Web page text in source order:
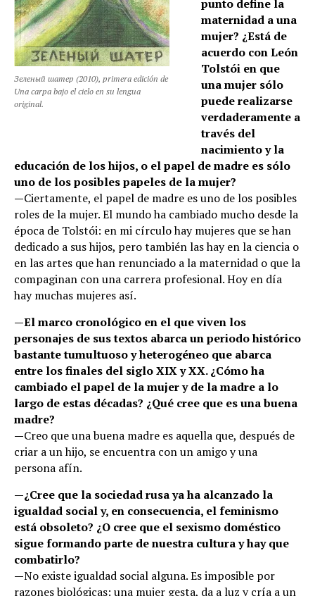
Зеленый шатер (2010), primera edición de
Una carpa bajo el cielo en su lengua
original.
punto define la
maternidad a una
mujer? ¿Está de
acuerdo con León
Tolstói en que
una mujer sólo
puede realizarse
verdaderamente a
través del
nacimiento y la
educación de los hijos, o el papel de madre es sólo
uno de los posibles papeles de la mujer?
—Ciertamente, el papel de madre es uno de los posibles
roles de la mujer. El mundo ha cambiado mucho desde la
época de Tolstói: en mi círculo hay mujeres que se han
dedicado a sus hijos, pero también las hay en la ciencia o
en las artes que han renunciado a la maternidad o que la
compaginan con una carrera profesional. Hoy en día
hay muchas mujeres así.
—El marco cronológico en el que viven los
personajes de sus textos abarca un periodo histórico
bastante tumultuoso y heterogéneo que abarca
entre los finales del siglo XIX y XX. ¿Cómo ha
cambiado el papel de la mujer y de la madre a lo
largo de estas décadas? ¿Qué cree que es una buena
madre?
—Creo que una buena madre es aquella que, después de
criar a un hijo, se encuentra con un amigo y una
persona afín.
—¿Cree que la sociedad rusa ya ha alcanzado la
igualdad social y, en consecuencia, el feminismo
está obsoleto? ¿O cree que el sexismo doméstico
sigue formando parte de nuestra cultura y hay que
combatirlo?
—No existe igualdad social alguna. Es imposible por
razones biológicas: una mujer gesta, da a luz y cría a un